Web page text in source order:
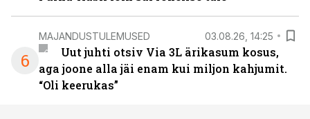
6
MAJANDUSTULEMUSED 03.08.26, 14:25
Uut juhti otsiv Via 3L ärikasum kosus,
aga joone alla jäi enam kui miljon kahjumit.
“Oli keerukas”